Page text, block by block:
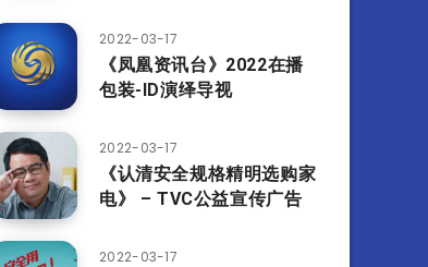
2022-03-17
《凤凰资讯台》2022在播
包装-ID演绎导视
2022-03-17
《认清安全规格精明选购家
电》 – TVC公益宣传广告
2022-03-17